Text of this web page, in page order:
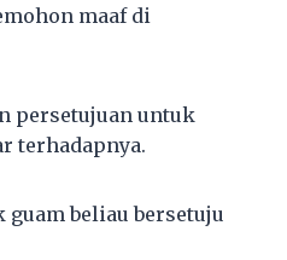
maaf di
persetujuan untuk
terhadapnya.
guam beliau bersetuju